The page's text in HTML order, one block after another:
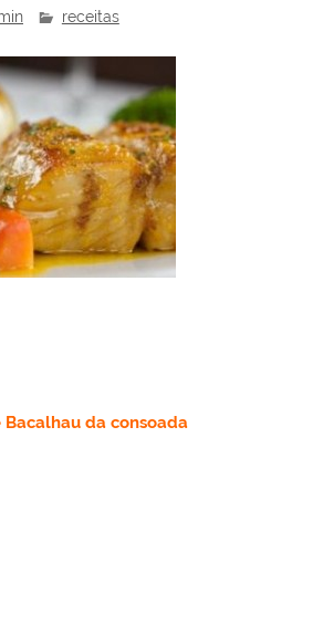
receitas
Bacalhau da consoada